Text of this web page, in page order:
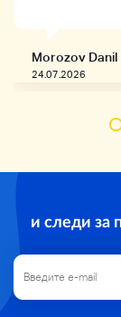
Morozov
24.07.2026
и следи за